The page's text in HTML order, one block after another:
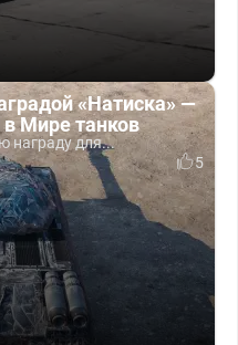
«Натиска» —
в Мире танков
награду для...
5